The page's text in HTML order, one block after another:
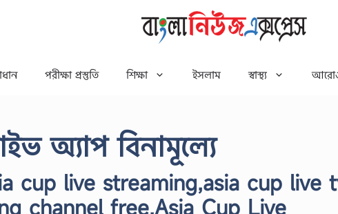
পরীক্ষা প্রস্তুতি শিক্ষা ইসলাম স্বাস্থ্য
অ্যাপ বিনামূল্যে
cup live streaming,asia cup live
channel free,Asia Cup Live